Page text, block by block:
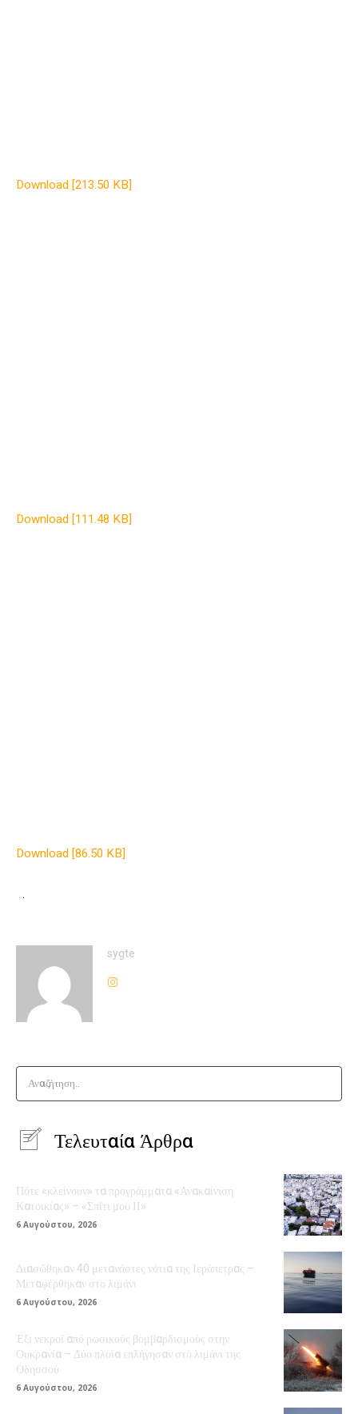
Download [213.50 KB]
Download [111.48 KB]
Download [86.50 KB]
.
sygte
Αναζήτηση..
Τελευταία Άρθρα
Πότε «κλείνουν» τα προγράμματα «Ανακαίνιση
Κατοικίας» – «Σπίτι μου ΙΙ»
6 Αυγούστου, 2026
Διασώθηκαν 40 μετανάστες νότια της Ιεράπετρας –
Μεταφέρθηκαν στο λιμάνι
6 Αυγούστου, 2026
Έξι νεκροί από ρωσικούς βομβαρδισμούς στην
Ουκρανία – Δύο πλοία επλήγησαν στο λιμάνι της
Οδησσού
6 Αυγούστου, 2026